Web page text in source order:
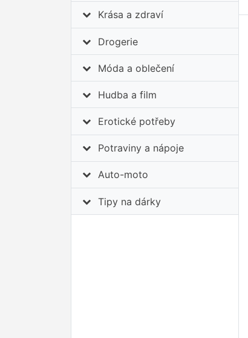
Krása a zdraví
Drogerie
Móda a oblečení
Hudba a film
Erotické potřeby
Potraviny a nápoje
Auto-moto
Tipy na dárky